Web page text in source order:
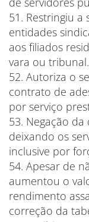
51. Restringiu
entidades
aos filiados
vara ou tribunal.
52. Autoriza o
contrato de
por serviço
53. Negação
deixando os
inclusive por
54. Apesar de
aumentou o
rendimento
correção da